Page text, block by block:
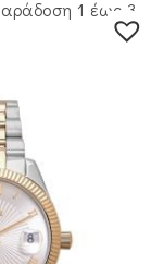
1 έως 3